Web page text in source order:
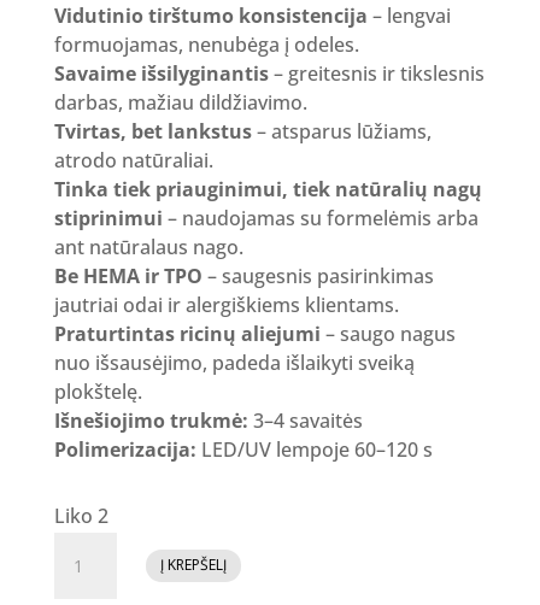
Vidutinio tirštumo konsistencija – lengvai
formuojamas, nenubėga į odeles.
Savaime išsilyginantis– greitesnis ir tikslesnis
darbas, mažiau dildžiavimo.
Tvirtas, bet lankstus– atsparus lūžiams,
atrodo natūraliai.
Tinka tiek priauginimui, tiek natūralių nagų
stiprinimui – naudojamas su formelėmis arba
ant natūralaus nago.
Be HEMA ir TPO – saugesnis pasirinkimas
jautriai odai ir alergiškiems klientams.
Praturtintas ricinų aliejumi – saugo nagus
nuo išsausėjimo, padeda išlaikyti sveiką
plokštelę.
Išnešiojimo trukmė: 3–4 savaitės
Polimerizacija: LED/UV lempoje 60–120 s
Liko 2
kiekis:
Į KREPŠELĮ